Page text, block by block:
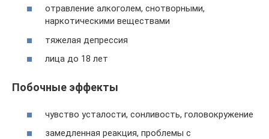
отравление алкоголем, снотворными,
наркотическими веществами
тяжелая депрессия
лица до 18 лет
Побочные эффекты
чувство усталости, сонливость, головокружение
замедленная реакция, проблемы с